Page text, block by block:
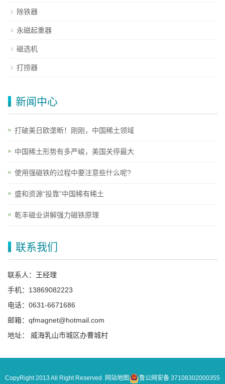
除铁器
永磁起重器
磁选机
打捞器
新闻中心
打破美日欧垄断！刚刚，中国稀土领域
中国稀土形势有多严峻，美国关停最大
使用强磁铁的过程中要注意些什么呢?
盛和资源“投靠”中国稀有稀土
乾丰磁业讲解强力磁铁原理
联系我们
联系人：王经理
手机：13869082223
电话：0631-6671686
邮箱：qfmagnet@hotmail.com
地址： 威海乳山市城区办曹城村
CopyRight 2013 All Right Reserved 网站地图 鲁公网安备 37108302000355